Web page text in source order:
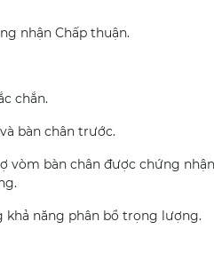
nhận Chấp thuận.
chắn.
bàn chân trước.
bàn chân được chứng
khả năng phân bổ trọng lượng.